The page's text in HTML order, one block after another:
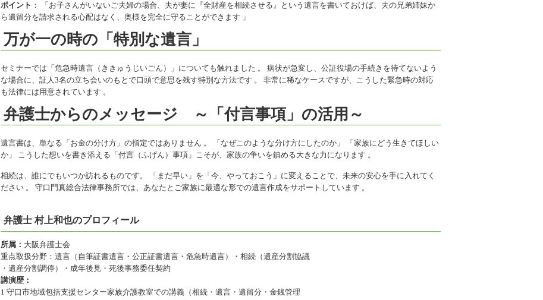
ポイント ： 「お子さんがいないご夫婦の場合、夫が妻に『全財産を相続させる』という遺言を書いておけば、夫の兄弟姉妹か
ら遺留分を請求される心配はなく、奥様を完全に守ることができます 」
万が一の時の「特別な遺言」
セミナーでは「危急時遺言（ききゅうじいごん）」についても触れました 。 病状が急変し、公証役場の手続きを待てないよう
な場合に、証人3名の立ち会いのもとで口頭で意思を残す特別な方法です 。 非常に稀なケースですが、こうした緊急時の対応
も法律には用意されています 。
弁護士からのメッセージ ～「付言事項」の活用～
遺言書は、単なる「お金の分け方」の指定ではありません 。 「なぜこのような分け方にしたのか」 「家族にどう生きてほしい
か」 こうした想いを書き添える「付言（ふげん）事項」こそが、家族の争いを鎮める大きな力になります 。
相続は、誰にでもいつか訪れるものです。 「まだ早い」を「今、やっておこう」に変えることで、未来の安心を手に入れてく
ださい 。 守口門真総合法律事務所では、あなたとご家族に最適な形での遺言作成をサポートしています 。
弁護士 村上和也のプロフィール
所属： 大阪弁護士会
重点取扱分野：遺言（自筆証書遺言・公正証書遺言・危急時遺言）・相続（遺産分割協議
・遺産分割調停）・成年後見・死後事務委任契約
講演歴：
1 守口市地域包括支援センター家族介護教室での講義（相続・遺言・遺留分・金銭管理